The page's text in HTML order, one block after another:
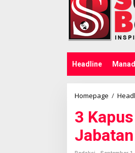
Headline
Homepage /
3
Jabatan